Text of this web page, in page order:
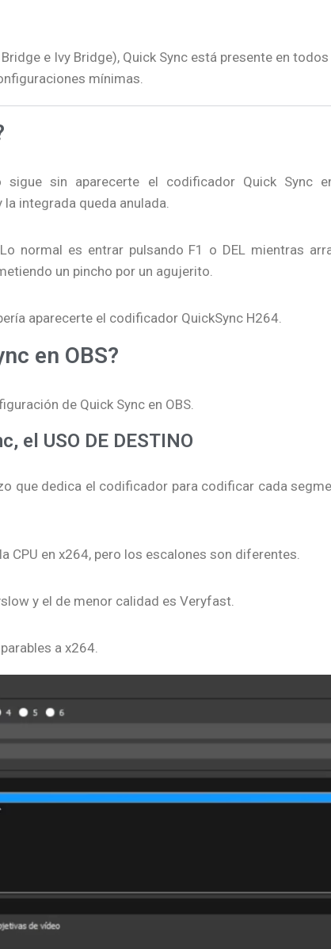
e Ivy Bridge), Quick Sync está presente en
mínimas.
sin aparecerte el codificador Quick Sync
integrada queda anulada.
normal es entrar pulsando F1 o DEL mientras
un pincho por un agujerito.
aparecerte el codificador QuickSync H264.
en OBS?
de Quick Sync en OBS.
el USO DE DESTINO
que dedica el codificador para codificar cada
CPU en x264, pero los escalones son diferentes.
y el de menor calidad es Veryfast.
a x264.